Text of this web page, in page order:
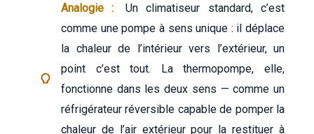
Analogie :
Un climatiseur standard, c’est
comme une pompe à sens unique : il déplace
la chaleur de l’intérieur vers l’extérieur, un
point c’est tout. La thermopompe, elle,
fonctionne dans les deux sens — comme un
réfrigérateur réversible capable de pomper la
chaleur de l’air extérieur pour la restituer à